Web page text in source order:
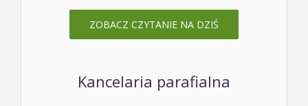
ZOBACZ CZYTANIE NA DZIŚ
Kancelaria parafialna